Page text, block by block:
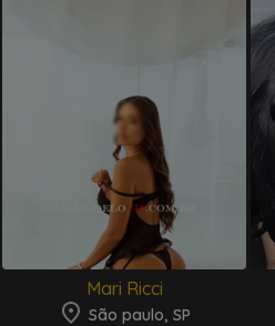
Mari Ricci
São paulo, SP